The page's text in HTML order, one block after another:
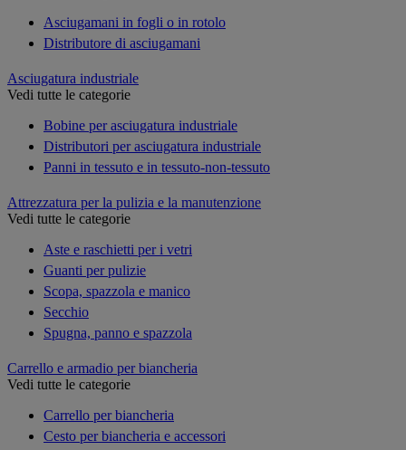
Asciugamani in fogli o in rotolo
Distributore di asciugamani
Asciugatura industriale
Vedi tutte le categorie
Bobine per asciugatura industriale
Distributori per asciugatura industriale
Panni in tessuto e in tessuto-non-tessuto
Attrezzatura per la pulizia e la manutenzione
Vedi tutte le categorie
Aste e raschietti per i vetri
Guanti per pulizie
Scopa, spazzola e manico
Secchio
Spugna, panno e spazzola
Carrello e armadio per biancheria
Vedi tutte le categorie
Carrello per biancheria
Cesto per biancheria e accessori